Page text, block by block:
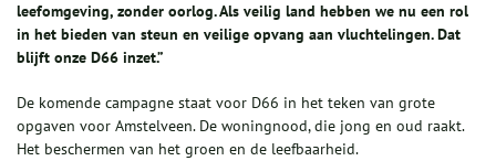
leefomgeving, zonder oorlog. Als veilig land hebben we nu een rol
in het bieden van steun en veilige opvang aan vluchtelingen.Dat
blijft onze D66 inzet.”
De komende campagne staat voor D66 in het teken van grote
opgaven voor Amstelveen. De woningnood, die jong en oud raakt.
Het beschermen van het groen en de leefbaarheid.